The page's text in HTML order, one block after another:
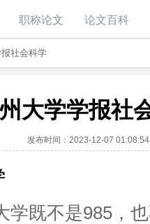
职称论文 论文百科
社会科学
大学学报社
发布时间：2023-12-07 01:08:54
学既不是985，